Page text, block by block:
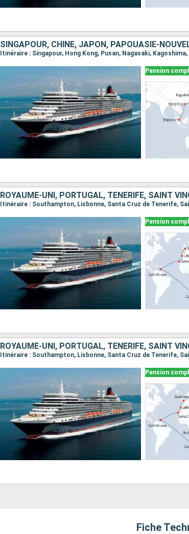
SINGAPOUR, CHINE, JAPON, PAPOUASIE-
Itinéraire : Singapour, Hong Kong, Pusan, Nagasaki,
Pension
Pension
Pension
Fiche